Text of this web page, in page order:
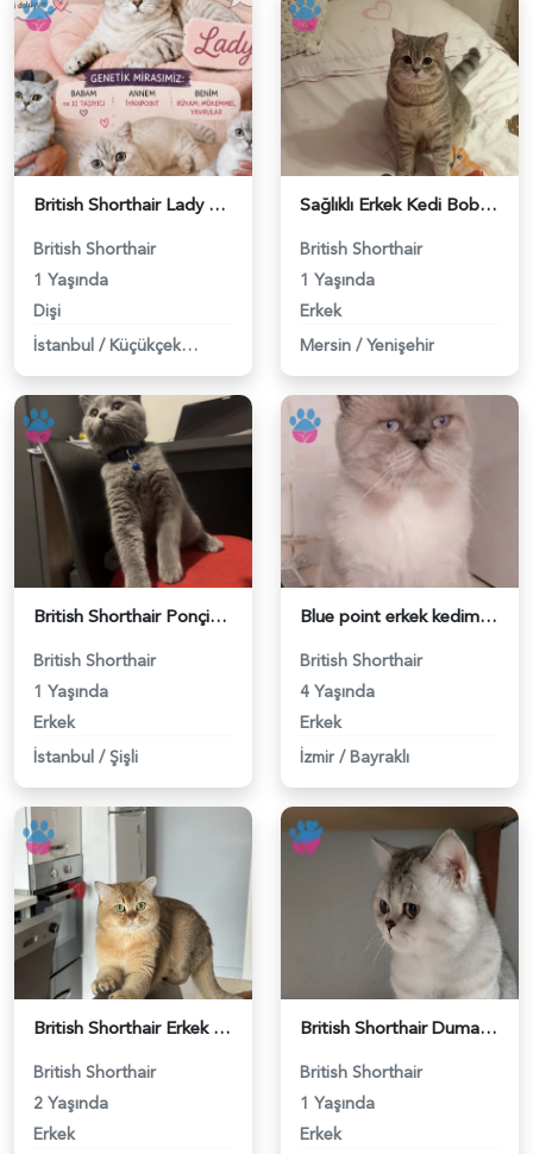
British Shorthair Lady kociş arıyor - 118984656
British Shorthair
1 Yaşında
Dişi
İstanbul / Küçükçekmece
Sağlıklı Erkek Kedi Bobi’ye Eş Aranıyor - 118984657
British Shorthair
1 Yaşında
Erkek
Mersin / Yenişehir
British Shorthair Ponçiğim Eş Arıyor - 118984654
British Shorthair
1 Yaşında
Erkek
İstanbul / Şişli
Blue point erkek kedimize dişi eş arıyoruz - 118984655
British Shorthair
4 Yaşında
Erkek
İzmir / Bayraklı
British Shorthair Erkek Kızgınlıkta - 118984651
British Shorthair
2 Yaşında
Erkek
British Shorthair Duma Eş Arıyorum - 118984650
British Shorthair
1 Yaşında
Erkek